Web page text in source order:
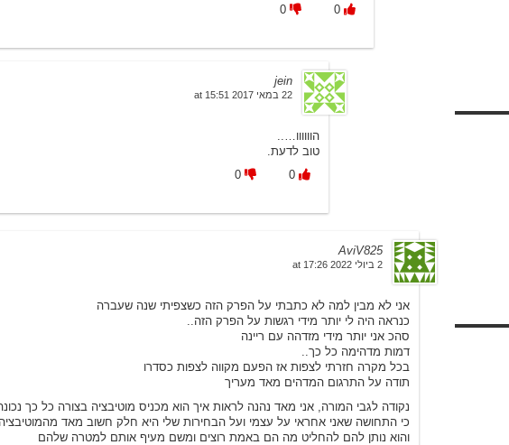
0
0
jein
22 במאי 2017 at 15:51
הוווווו…..
טוב לדעת.
0
0
AviV825
2 ביולי 2022 at 17:26
אני לא מבין למה לא כתבתי על הפרק הזה כשצפיתי שנה שעברה
כנראה היה לי יותר מידי רגשות על הפרק הזה..
סהכ אני יותר מידי מזדהה עם ריינה
דמות מדהימה כל כך..
בכל מקרה חזרתי לצפות אז הפעם מקווה לצפות כסדרו
תודה על התרגום המדהים מאד מעריך
נקודה לגבי המורה, אני מאד נהנה לראות איך הוא מכניס מוטיבציה בצורה כל כך
כי התחושה שאני אחראי על עצמי ועל הבחירות שלי היא חלק חשוב מאד
והוא נותן להם להחליט מה הם באמת רוצים ומשם מעיף אותם למטרה שלהם